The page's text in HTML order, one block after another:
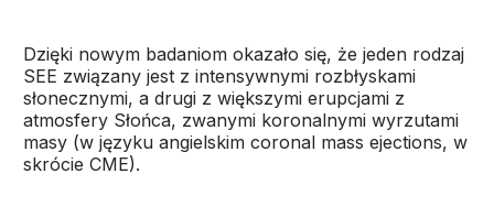
Dzięki nowym badaniom okazało się, że jeden rodzaj
SEE związany jest z intensywnymi rozbłyskami
słonecznymi, a drugi z większymi erupcjami z
atmosfery Słońca, zwanymi koronalnymi wyrzutami
masy (w języku angielskim coronal mass ejections, w
skrócie CME).